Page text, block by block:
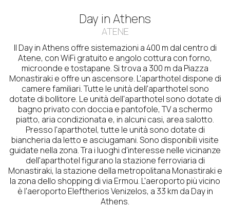
Day in Athens
ATENE
Il Day in Athens offre sistemazioni a 400 m dal centro di
Atene, con WiFi gratuito e angolo cottura con forno,
microonde e tostapane. Si trova a 300 m da Piazza
Monastiraki e offre un ascensore. L'aparthotel dispone di
camere familiari. Tutte le unità dell'aparthotel sono
dotate di bollitore. Le unità dell'aparthotel sono dotate di
bagno privato con doccia e pantofole, TV a schermo
piatto, aria condizionata e, in alcuni casi, area salotto.
Presso l'aparthotel, tutte le unità sono dotate di
biancheria da letto e asciugamani. Sono disponibili visite
guidate nella zona. Tra i luoghi d'interesse nelle vicinanze
dell'aparthotel figurano la stazione ferroviaria di
Monastiraki, la stazione della metropolitana Monastiraki e
la zona dello shopping di via Ermou. L'aeroporto più vicino
è l'aeroporto Eleftherios Venizelos, a 33 km da Day in
Athens.